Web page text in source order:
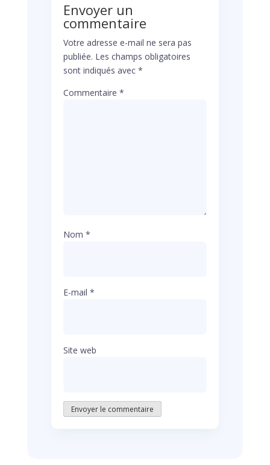
Envoyer un
commentaire
Votre adresse e-mail ne sera pas
publiée. Les champs obligatoires
sont indiqués avec *
Commentaire *
Nom *
E-mail *
Site web
Envoyer le commentaire